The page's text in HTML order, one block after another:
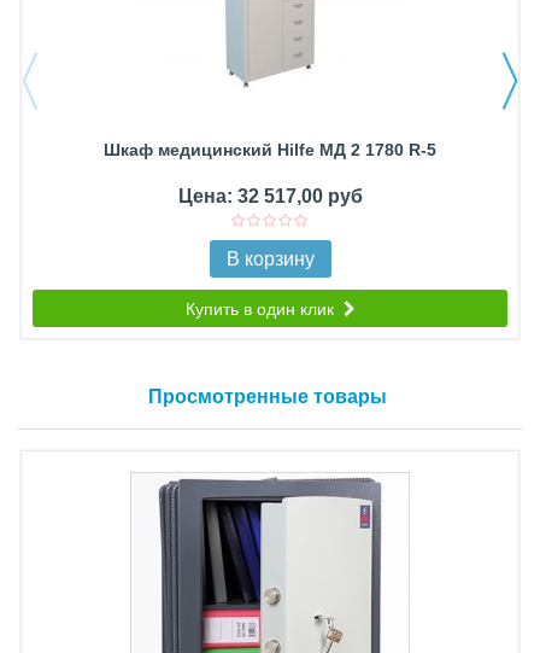
Шкаф медицинский Hilfe МД 2 1780 R-5
Цена: 32 517,00 руб
В корзину
Купить в один клик
Просмотренные товары